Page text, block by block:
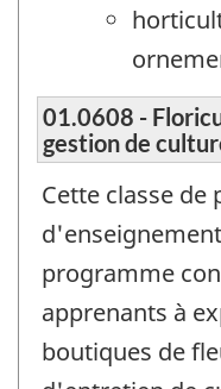
01.0608 -
gestion de
Cette classe de
programme
apprenants à
boutiques de